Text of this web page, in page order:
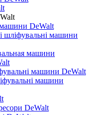
DeWalt
шліфувальні машини
машини
машини DeWalt
машини
DeWalt